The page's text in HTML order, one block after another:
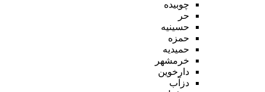
چوبیده
حر
حسینیه
حمزه
حمیدیه
خرمشهر
دارخوین
دزآب